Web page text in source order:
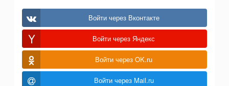
Войти через Вконтакте
Войти через Яндекс
Войти через OK.ru
Войти через Mail.ru